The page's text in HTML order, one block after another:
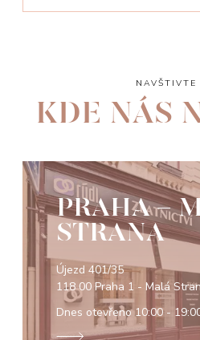
NAVŠTIVTE
KDE NÁS
PRAHA -
STRANA
Újezd 401/35
118 00 Praha 1 - Malá
Dnes otevřeno10:00 -